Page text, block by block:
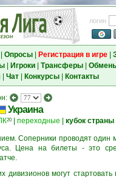
логин
Опросы| Регистрация в игре|
| Игроки| Трансферы|
Чат| Конкурсы| Контакты
Украина
20| переходные кубок страны
Соперники проводят один
Цена на билеты - это
могут